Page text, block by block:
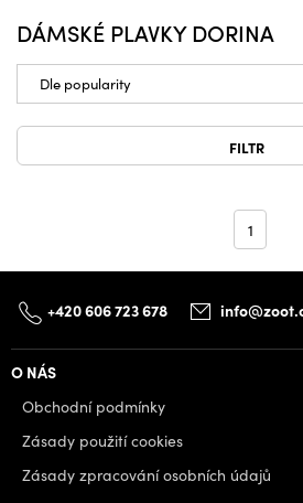
DÁMSKÉ PLAVKY DORINA
FILTR
1
+420 606 723 678
O NÁS
Obchodní podmínky
Zásady použití cookies
Zásady zpracování osobních údajů